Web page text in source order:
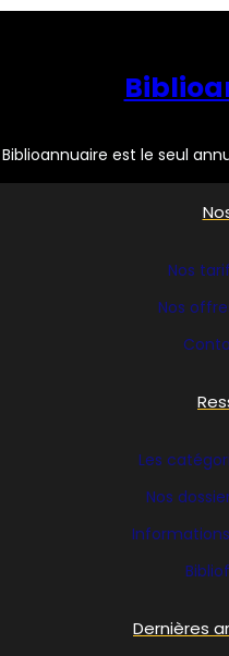
Biblioannuaire est le seul
Nos
Nos
Les
Nos
Dernières